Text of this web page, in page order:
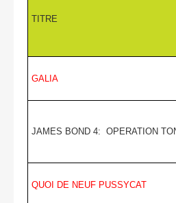
TITRE
GALIA
JAMES BOND 4: OPERATION
QUOI DE NEUF PUSSYCAT